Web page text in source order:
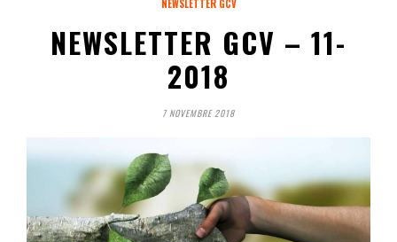
NEWSLETTER GCV
NEWSLETTER GCV – 11-
2018
7 NOVEMBRE 2018